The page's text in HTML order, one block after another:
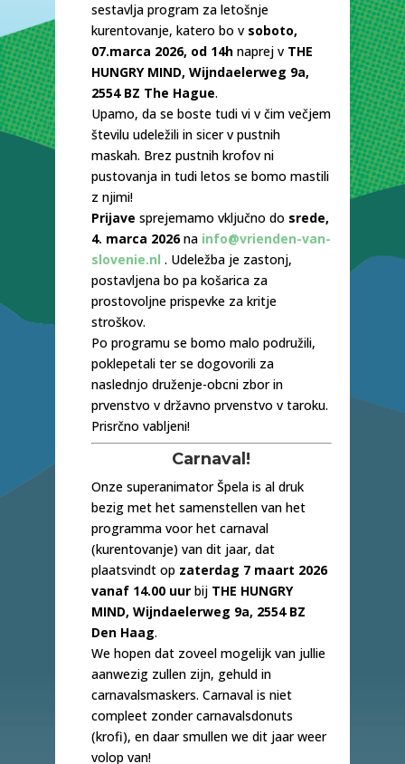
sestavlja program za letošnje
kurentovanje, katero bo v soboto,
07.marca 2026, od 14hnaprej v THE
HUNGRY MIND, Wijndaelerweg 9a,
2554 BZ The Hague.
Upamo, da se boste tudi vi v čim večjem
številu udeležili in sicer v pustnih
maskah. Brez pustnih krofov ni
pustovanja in tudi letos se bomo mastili
z njimi!
Prijave sprejemamo vključno do srede,
4. marca 2026na info@vrienden-van-
slovenie.nl . Udeležba je zastonj,
postavljena bo pa košarica za
prostovoljne prispevke za kritje
stroškov.
Po programu se bomo malo podružili,
poklepetali ter se dogovorili za
naslednjo druženje-obcni zbor in
prvenstvo v državno prvenstvo v taroku.
Prisrčno vabljeni!
Carnaval!
Onze superanimator Špela is al druk
bezig met het samenstellen van het
programma voor het carnaval
(kurentovanje) van dit jaar, dat
plaatsvindt op zaterdag 7 maart 2026
vanaf 14.00 uurbij THE HUNGRY
MIND, Wijndaelerweg 9a, 2554 BZ
Den Haag.
We hopen dat zoveel mogelijk van jullie
aanwezig zullen zijn, gehuld in
carnavalsmaskers. Carnaval is niet
compleet zonder carnavalsdonuts
(krofi), en daar smullen we dit jaar weer
volop van!